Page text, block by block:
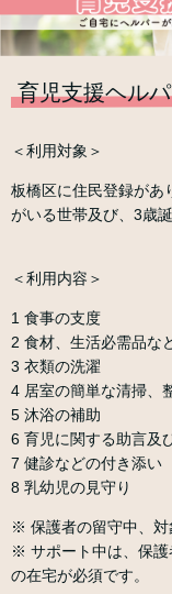
育児支援ヘル
＜利用対象＞
板橋区に住民登録があ
がいる世帯及び、3歳
＜利用内容＞
1 食事の支度
2 食材、生活必需品な
3 衣類の洗濯
4 居室の簡単な清掃、
5 沐浴の補助
6 育児に関する助言及
7 健診などの付き添い
8 乳幼児の見守り
※ 保護者の留守中、対
※ サポート中は、保護
の在宅が必須です。